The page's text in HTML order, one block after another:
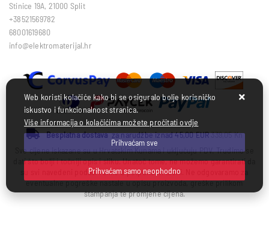
Stinice 19A, 21000 Split
+38521569782
68001619680
info@elektromaterijal.hr
Besplatna dostavaza narudžbe iznad 45,00 EUR339,05 Kn
Sve cijene iskazane su u Hrvatskim Kunama i uključuju PDV. Trudimo se
dati što bolji i točniji opis i sliku. Unatoč tome, ne možemo garantirati da
su svi navedeni podaci i slike u potpunosti točni. Ne odgovaramo za
eventualne pogreške nastale u opisu proizvoda, greške prilikom
štampanja te promjene cijena.
Web koristi kolačiće kako bi se osiguralo bolje korisničko
iskustvo i funkcionalnost stranica.
Više informacija o kolačićima možete pročitati ovdje
Prihvaćam sve
Prihvaćam samo neophodno